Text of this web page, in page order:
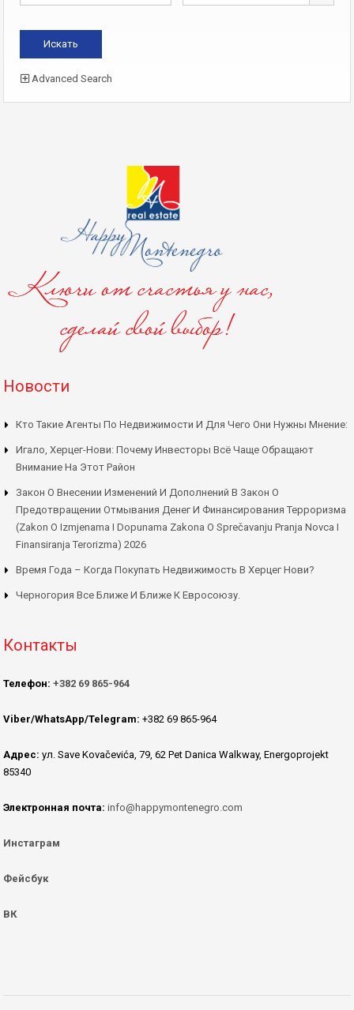
Advanced Search
Новости
Кто Такие Агенты По Недвижимости И Для Чего Они Нужны Мнение:
Игало, Херцег-Нови: Почему Инвесторы Всё Чаще Обращают
Внимание На Этот Район
Закон О Внесении Изменений И Дополнений В Закон О
Предотвращении Отмывания Денег И Финансирования Терроризма
(Zakon O Izmjenama I Dopunama Zakona O Sprečavanju Pranja Novca I
Finansiranja Terorizma) 2026
Время Года – Когда Покупать Недвижимость В Херцег Нови?
Черногория Все Ближе И Ближе К Евросоюзу.
Контакты
Телефон: +382 69 865-964
Viber/WhatsApp/Telegram: +382 69 865-964
Адрес: ул. Save Kovačevića, 79, 62 Pet Danica Walkway, Energoprojekt
85340
Электронная почта: info@happymontenegro.com
Инстаграм
Фейсбук
ВК